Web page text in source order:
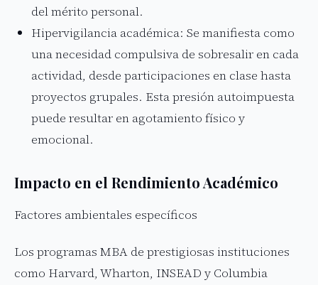
del mérito personal.
Hipervigilancia académica: Se manifiesta como
una necesidad compulsiva de sobresalir en cada
actividad, desde participaciones en clase hasta
proyectos grupales. Esta presión autoimpuesta
puede resultar en agotamiento físico y
emocional.
Impacto en el Rendimiento Académico
Factores ambientales específicos
Los programas MBA de prestigiosas instituciones
como Harvard, Wharton, INSEAD y Columbia